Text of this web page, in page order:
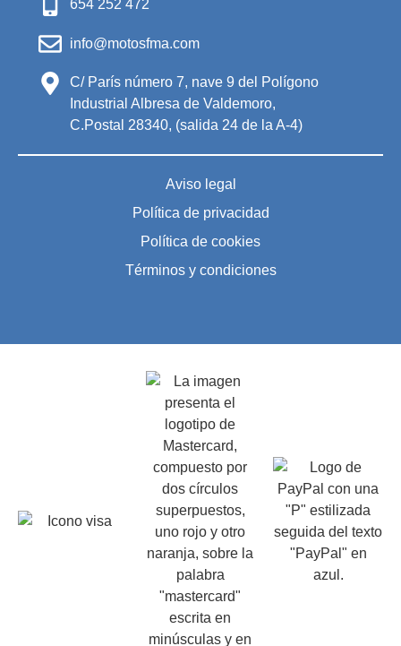
Aviso legal
Política de privacidad
Política de cookies
Términos y condiciones
654 252 472
info@motosfma.com
C/ París número 7, nave 9 del Polígono
Industrial Albresa de Valdemoro,
C.Postal 28340, (salida 24 de la A-4)